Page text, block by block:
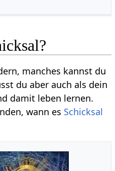
manches kannst du
du aber auch als dein
damit leben lernen.
wann es Schicksal